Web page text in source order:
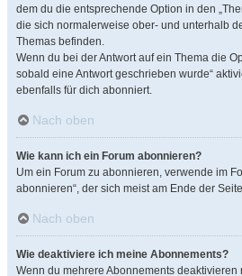
dem du die entsprechende Option in den
die sich normalerweise ober- und unterhalb
Themas befinden.
Wenn du bei der Antwort auf ein Thema die
sobald eine Antwort geschrieben wurde“
ebenfalls für dich abonniert.
Nach oben
Wie kann ich ein Forum abonnieren?
Um ein Forum zu abonnieren, verwende im
abonnieren“, der sich meist am Ende der
Nach oben
Wie deaktiviere ich meine Abonnements?
Wenn du mehrere Abonnements deaktivieren